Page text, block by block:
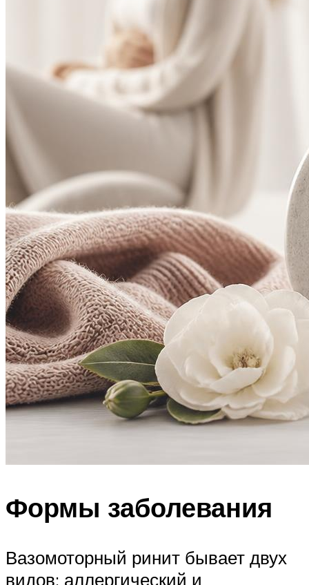
Формы заболевания
Вазомоторный ринит бывает двух
видов: аллергический и